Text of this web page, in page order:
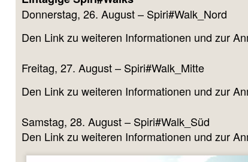
Donnerstag, 26. August – Spiri#Walk_Nord
Den Link zu weiteren Informationen und zur
Freitag, 27. August – Spiri#Walk_Mitte
Den Link zu weiteren Informationen und zur
Samstag, 28. August – Spiri#Walk_Süd
Den Link zu weiteren Informationen und zur